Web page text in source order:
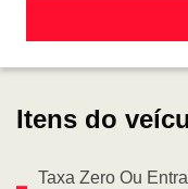
Itens do
Taxa Zero Ou